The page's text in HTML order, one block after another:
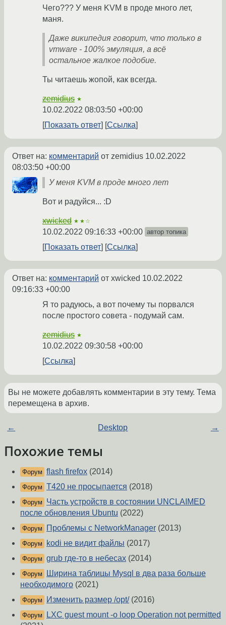
Чего??? У меня KVM в проде много лет,
маня.
Даже википедия говорит, что только в
vmware - 100% эмуляция, а всё
остальное жалкое подобие.
Ты читаешь жопой, как всегда.
zemidius ★
10.02.2022 08:03:50 +00:00
Показать ответ
Ссылка
Ответ на: комментарий от zemidius 10.02.2022
08:03:50 +00:00
У меня KVM в проде много лет
Вот и радуйся... :D
xwicked ★★☆
10.02.2022 09:16:33 +00:00 автор топика
Показать ответ Ссылка
Ответ на: комментарий от xwicked 10.02.2022
09:16:33 +00:00
Я то радуюсь, а вот почему ты порвался
после простого совета - подумай сам.
zemidius ★
10.02.2022 09:30:58 +00:00
Ссылка
Вы не можете добавлять комментарии в эту тему. Тема
перемещена в архив.
← Desktop →
Похожие темы
Форум flash firefox (2014)
Форум T420 не просыпается (2018)
Форум
Часть устройств в состоянии UNCLAIMED
после обновления Ubuntu (2022)
Форум Проблемы с NetworkManager (2013)
Форум kodi не видит файлы (2017)
Форум grub где-то в небесах (2014)
Форум
Ширина таблицы Mysql в два раза больше
необходимого (2021)
Форум Изменить размер /opt/(2016)
Форум
LXC guest mount -o loop Operation not permitted